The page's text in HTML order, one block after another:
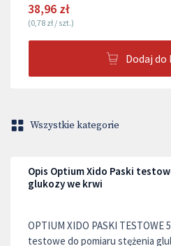
38,96 zł
(0,78 zł / szt.)
Dodaj do
Wszystkie kategorie
Opis Optium Xido Paski
glukozy we krwi
OPTIUM XIDO PASKI TESTOWE
testowe do pomiaru stężenia